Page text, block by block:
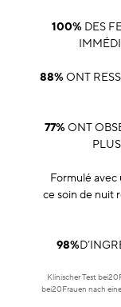
100%DES
88%ONT
77%ONT
Formulé
ce soin de nuit
98%
Klinischer Test
bei20Frauen nach